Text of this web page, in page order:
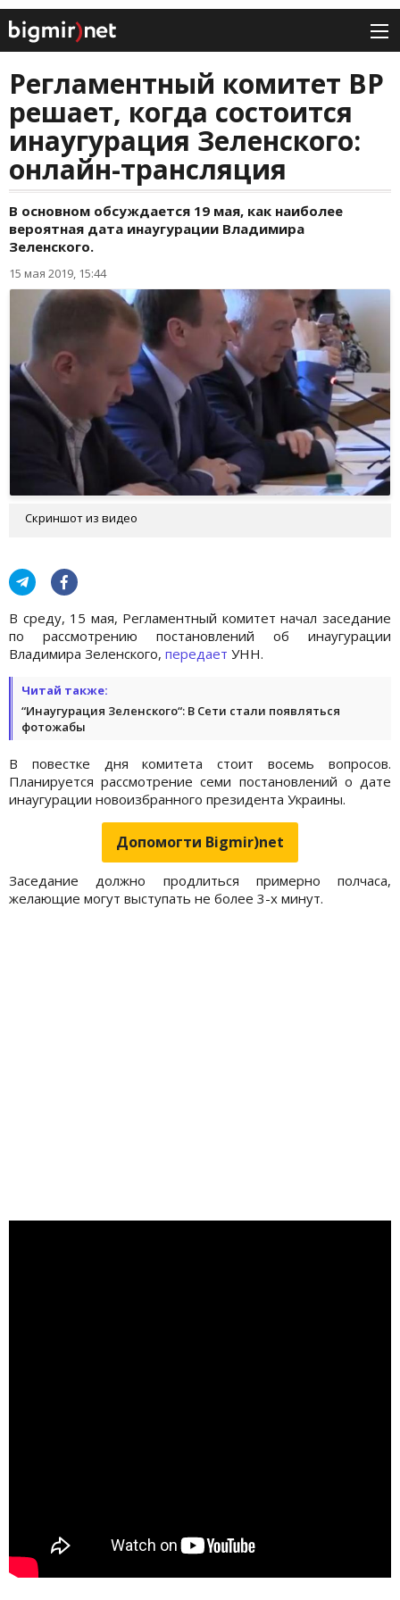
Регламентный комитет ВР
решает, когда состоится
инаугурация Зеленского:
онлайн-трансляция
В основном обсуждается 19 мая, как наиболее
вероятная дата инаугурации Владимира
Зеленского.
15 мая 2019, 15:44
Скриншот из видео
В среду, 15 мая, Регламентный комитет начал заседание
по рассмотрению постановлений об инаугурации
Владимира Зеленского, передает УНН.
Читай также:
“Инаугурация Зеленского“: В Сети стали появляться
фотожабы
В повестке дня комитета стоит восемь вопросов.
Планируется рассмотрение семи постановлений о дате
инаугурации новоизбранного президента Украины.
Допомогти Bigmir)net
Заседание должно продлиться примерно полчаса,
желающие могут выступать не более 3-х минут.